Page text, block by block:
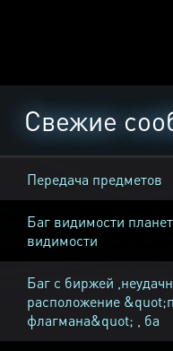
Свежие
Передача предметов
Баг видимости
видимости
Баг с биржей
расположение
флагмана&quot; , ба